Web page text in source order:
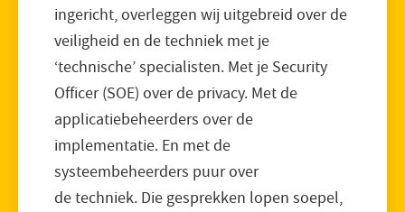
ingericht, overleggen wij uitgebreid over de
veiligheid en de techniek met je
‘technische’ specialisten. Met je Security
Officer (SOE) over de privacy. Met de
applicatiebeheerders over de
implementatie. En met de
systeembeheerders puur over
de techniek. Die gesprekken lopen soepel,